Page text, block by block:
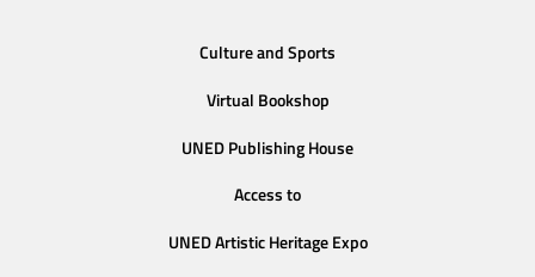
Culture and Sports
Virtual Bookshop
UNED Publishing House
Access to
UNED Artistic Heritage Expo